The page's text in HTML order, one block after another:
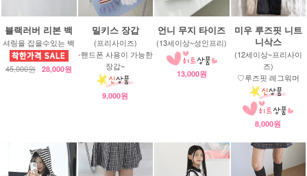
블랙러버 리본 백
셔링을 잡을수있는 백
45,000원 28,000원
밀키스 장갑
(프리사이즈)
-핸드폰 사용이 가능한
장갑~
9,000원
언니 무지 타이즈
(13세이상~성인프리)
13,000원
미우 루즈핏 니트
니삭스
(12세이상~프리사이
즈)
♡루즈핏 레그워머
8,000원